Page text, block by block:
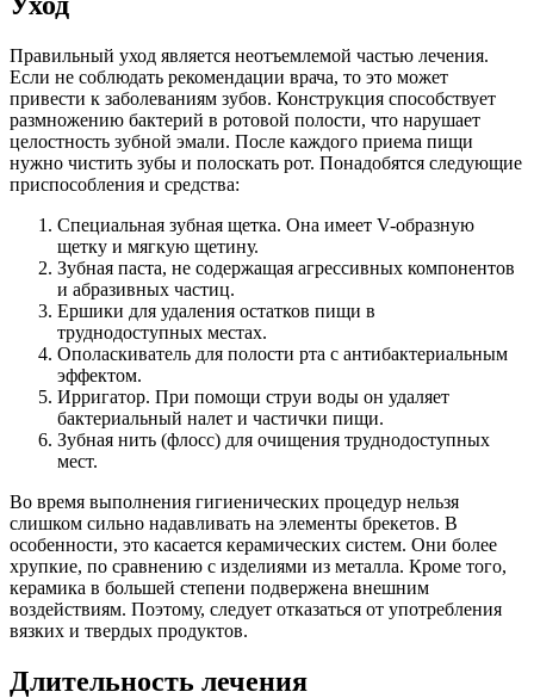
Правильный уход является неотъемлемой частью лечения.
Если не соблюдать рекомендации врача, то это может
привести к заболеваниям зубов. Конструкция способствует
размножению бактерий в ротовой полости, что нарушает
целостность зубной эмали. После каждого приема пищи
нужно чистить зубы и полоскать рот. Понадобятся следующие
приспособления и средства:
Специальная зубная щетка. Она имеет V-образную
щетку и мягкую щетину.
Зубная паста, не содержащая агрессивных компонентов
и абразивных частиц.
Ершики для удаления остатков пищи в
труднодоступных местах.
Ополаскиватель для полости рта с антибактериальным
эффектом.
Ирригатор. При помощи струи воды он удаляет
бактериальный налет и частички пищи.
Зубная нить (флосс) для очищения труднодоступных
мест.
Во время выполнения гигиенических процедур нельзя
слишком сильно надавливать на элементы брекетов. В
особенности, это касается керамических систем. Они более
хрупкие, по сравнению с изделиями из металла. Кроме того,
керамика в большей степени подвержена внешним
воздействиям. Поэтому, следует отказаться от употребления
вязких и твердых продуктов.
Длительность лечения